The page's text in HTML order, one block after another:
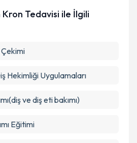
Tedavisi ile İlgili
Hekimliği Uygulamaları
ve diş eti bakımı)
Eğitimi